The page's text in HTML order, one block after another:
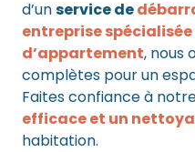
d’unservice de
entreprise
d’appartement, nous
complètes pour un
Faites confiance à
efficace et un
habitation.